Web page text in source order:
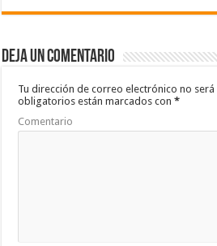
e
b
o
o
k
tt
er
at
sA
p
p
m
ar
ti
Deja un comentario
Tu dirección de correo electrónico no
obligatorios están marcados con*
Comentario